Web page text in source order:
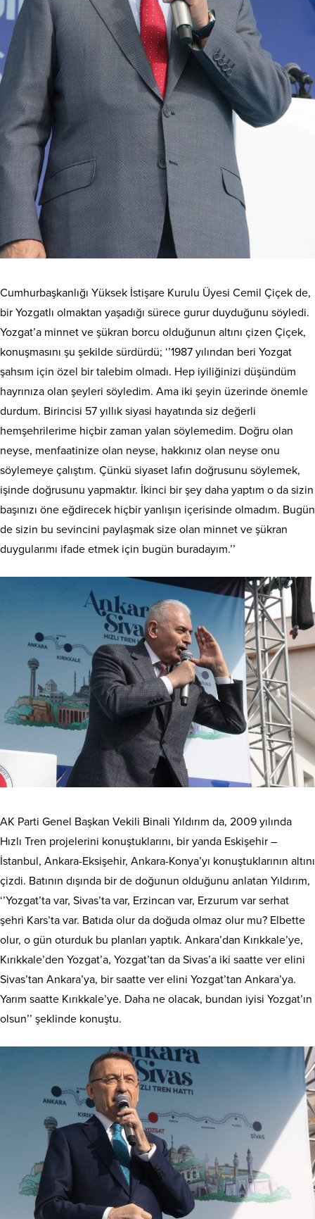
Cumhurbaşkanlığı Yüksek İstişare Kurulu Üyesi Cemil Çiçek de,
bir Yozgatlı olmaktan yaşadığı sürece gurur duyduğunu söyledi.
Yozgat’a minnet ve şükran borcu olduğunun altını çizen Çiçek,
konuşmasını şu şekilde sürdürdü; ‘’1987 yılından beri Yozgat
şahsım için özel bir talebim olmadı. Hep iyiliğinizi düşündüm
hayrınıza olan şeyleri söyledim. Ama iki şeyin üzerinde önemle
durdum. Birincisi 57 yıllık siyasi hayatında siz değerli
hemşehrilerime hiçbir zaman yalan söylemedim. Doğru olan
neyse, menfaatinize olan neyse, hakkınız olan neyse onu
söylemeye çalıştım. Çünkü siyaset lafın doğrusunu söylemek,
işinde doğrusunu yapmaktır. İkinci bir şey daha yaptım o da sizin
başınızı öne eğdirecek hiçbir yanlışın içerisinde olmadım. Bugün
de sizin bu sevincini paylaşmak size olan minnet ve şükran
duygularımı ifade etmek için bugün buradayım.’’
AK Parti Genel Başkan Vekili Binali Yıldırım da, 2009 yılında
Hızlı Tren projelerini konuştuklarını, bir yanda Eskişehir –
İstanbul, Ankara-Eksişehir, Ankara-Konya’yı konuştuklarının altını
çizdi. Batının dışında bir de doğunun olduğunu anlatan Yıldırım,
‘’Yozgat’ta var, Sivas’ta var, Erzincan var, Erzurum var serhat
şehri Kars’ta var. Batıda olur da doğuda olmaz olur mu? Elbette
olur, o gün oturduk bu planları yaptık. Ankara’dan Kırıkkale’ye,
Kırıkkale’den Yozgat’a, Yozgat’tan da Sivas’a iki saatte ver elini
Sivas’tan Ankara’ya, bir saatte ver elini Yozgat’tan Ankara’ya.
Yarım saatte Kırıkkale’ye. Daha ne olacak, bundan iyisi Yozgat’ın
olsun’’ şeklinde konuştu.